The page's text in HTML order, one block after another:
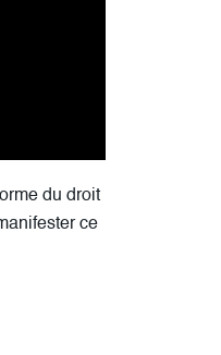
du droit
ce